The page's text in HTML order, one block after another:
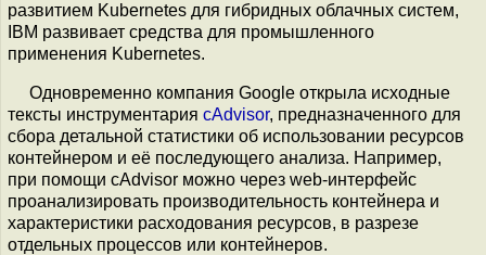
развитием Kubernetes для гибридных облачных систем,
IBM развивает средства для промышленного
применения Kubernetes.
Одновременно компания Google открыла исходные
тексты инструментария cAdvisor, предназначенного для
сбора детальной статистики об использовании ресурсов
контейнером и её последующего анализа. Например,
при помощи cAdvisor можно через web-интерфейс
проанализировать производительность контейнера и
характеристики расходования ресурсов, в разрезе
отдельных процессов или контейнеров.